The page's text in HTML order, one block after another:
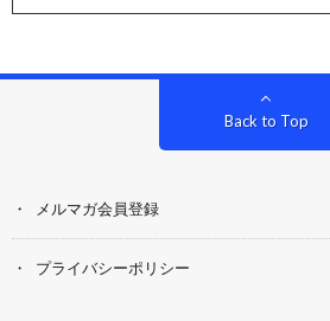
Back to Top
メルマガ会員登録
プライバシーポリシー